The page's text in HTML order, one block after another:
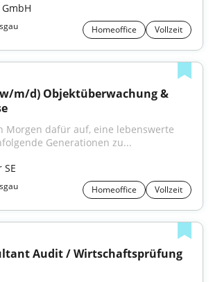
Homeoffice Vollzeit
m/d) Objektüberwachung &
Morgen dafür auf, eine lebenswerte
Generationen zu...
Homeoffice Vollzeit
Audit / Wirtschaftsprüfung